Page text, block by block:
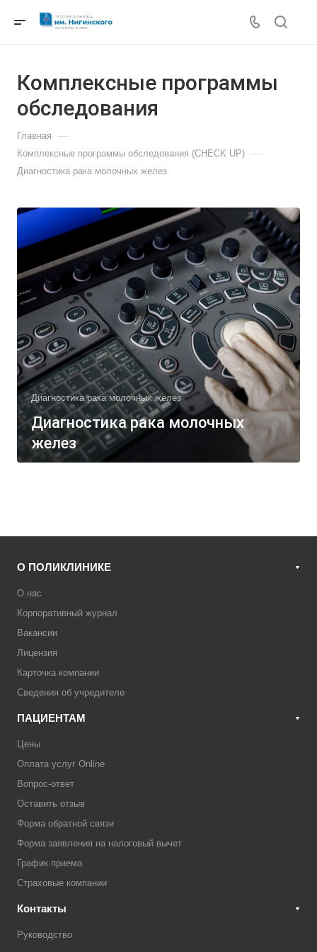
Комплексные программы
обследования
Главная —
Комплексные программы обследования (CHECK UP) —
Диагностика рака молочных желез
Диагностика рака молочных желез
Диагностика рака молочных
желез
О ПОЛИКЛИНИКЕ
О нас
Корпоративный журнал
Вакансии
Лицензия
Карточка компании
Сведения об учредителе
ПАЦИЕНТАМ
Цены
Оплата услуг Online
Вопрос-ответ
Оставить отзыв
Форма обратной связи
Форма заявления на налоговый вычет
График приема
Страховые компании
Контакты
Руководство